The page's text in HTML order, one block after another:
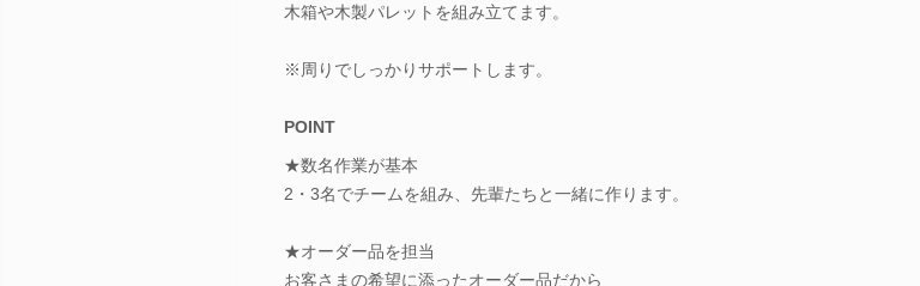
木箱や木製パレットを組み立てます。
※周りでしっかりサポートします。
POINT
★数名作業が基本
2・3名でチームを組み、先輩たちと一緒に作ります。
★オーダー品を担当
お客さまの希望に添ったオーダー品だから